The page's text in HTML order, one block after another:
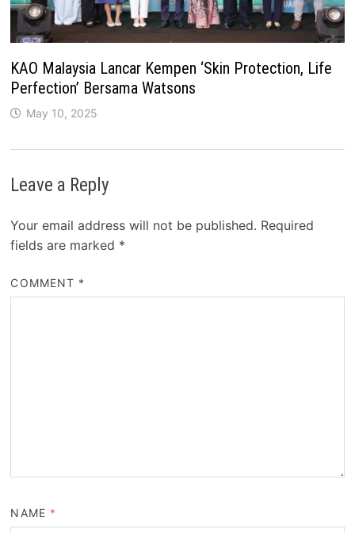
KAO Malaysia Lancar Kempen ‘Skin Protection, Life
Perfection’ Bersama Watsons
May 10, 2025
Leave a Reply
Your email address will not be published. Required
fields are marked *
COMMENT *
NAME *